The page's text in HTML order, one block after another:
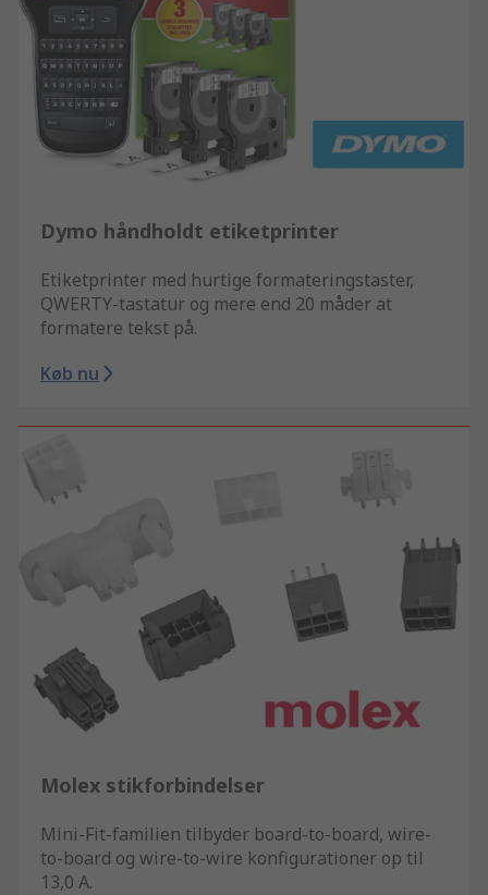
Dymo håndholdt etiketprinter
Etiketprinter med hurtige formateringstaster,
QWERTY-tastatur og mere end 20 måder at
formatere tekst på.
Køb nu
Molex stikforbindelser
Mini-Fit-familien tilbyder board-to-board, wire-
to-board og wire-to-wire konfigurationer op til
13,0 A.